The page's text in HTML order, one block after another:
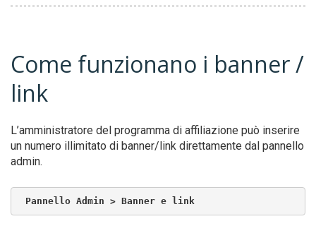
Come funzionano i banner /
link
L’amministratore del programma di affiliazione può inserire
un numero illimitato di banner/link direttamente dal pannello
admin.
Pannello Admin > Banner e link